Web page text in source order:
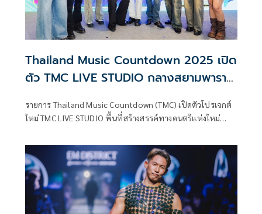
Thailand Music Countdown 2025 เปิด
ตัว TMC LIVE STUDIO กลางสยามพารา
รายการ Thailand Music Countdown (TMC) เปิดตัวโปรเจกต์
ใหม่ TMC LIVE STUDIO พื้นที่สร้างสรรค์ทางดนตรีแห่งใหม่
สิงหาคม 2025 โดยมีศิลปิน MC รุ่นใหม่และแขกพิเศษเข้าร่วม
อย่างคับคั่ง